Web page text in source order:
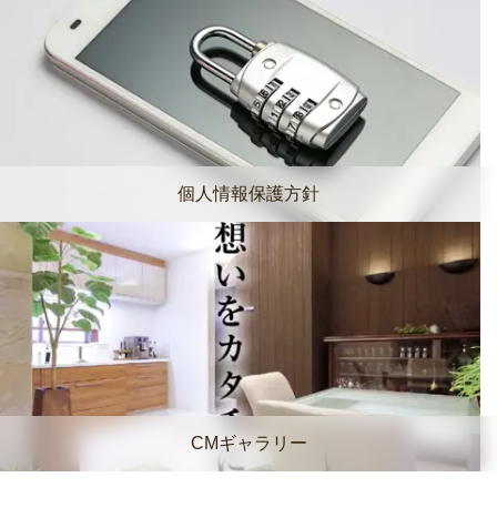
個人情報保護方針
CMギャラリー